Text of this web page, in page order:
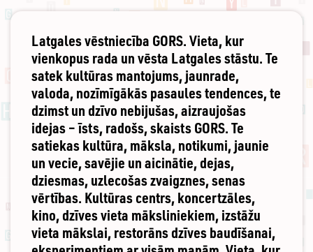
Latgales vēstniecība GORS. Vieta, kur
vienkopus rada un vēsta Latgales stāstu. Te
satek kultūras mantojums, jaunrade,
valoda, nozīmīgākās pasaules tendences, te
dzimst un dzīvo nebijušas, aizraujošas
idejas – īsts, radošs, skaists GORS. Te
satiekas kultūra, māksla, notikumi, jaunie
un vecie, savējie un aicinātie, dejas,
dziesmas, uzlecošas zvaigznes, senas
vērtības. Kultūras centrs, koncertzāles,
kino, dzīves vieta māksliniekiem, izstāžu
vieta mākslai, restorāns dzīves baudīšanai,